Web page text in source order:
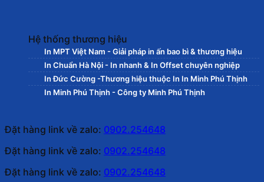
Hệ thống thương hiệu
In MPT Việt Nam - Giải pháp in ấn bao bì & thương hiệu
In Chuẩn Hà Nội - In nhanh & In Offset chuyên nghiệp
In Đức Cường -Thương hiệu thuộc In In Minh Phú Thịnh
In Minh Phú Thịnh - Công ty Minh Phú Thịnh
Đặt hàng link về zalo: 0902.254648
Đặt hàng link về zalo: 0902.254648
Đặt hàng link về zalo: 0902.254648